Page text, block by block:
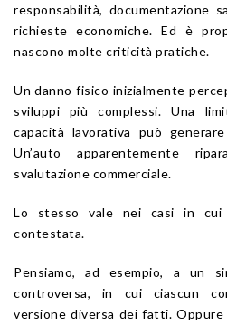
responsabilità, documentazione
richieste economiche. Ed è
nascono molte criticità pratiche.
Un danno fisico inizialmente
sviluppi più complessi. Una
capacità lavorativa può
Un’auto apparentemente
svalutazione commerciale.
Lo stesso vale nei casi in cui
contestata.
Pensiamo, ad esempio, a un
controversa, in cui ciascun
versione diversa dei fatti.